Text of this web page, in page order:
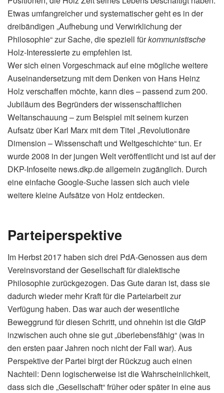
Etwas umfangreicher und systematischer geht es in der
dreibändigen „Aufhebung und Verwirklichung der
Philosophie“ zur Sache, die speziell fürkommunistische
Holz-Interessierte zu empfehlen ist.
Wer sich einen Vorgeschmack auf eine mögliche weitere
Auseinandersetzung mit dem Denken von Hans Heinz
Holz verschaffen möchte, kann dies – passend zum 200.
Jubiläum des Begründers der wissenschaftlichen
Weltanschauung – zum Beispiel mit seinem kurzen
Aufsatz über Karl Marx mit dem Titel „Revolutionäre
Dimension – Wissenschaft und Weltgeschichte“ tun. Er
wurde 2008 in der jungen Welt veröffentlicht und ist auf der
DKP-Infoseite news​.dkp​.de allgemein zugänglich. Durch
eine einfache Google-Suche lassen sich auch viele
weitere kleine Aufsätze von Holz entdecken.
Parteiperspektive
Im Herbst 2017 haben sich drei PdA-Genossen aus dem
Vereinsvorstand der Gesellschaft für dialektische
Philosophie zurückgezogen. Das Gute daran ist, dass sie
dadurch wieder mehr Kraft für die Parteiarbeit zur
Verfügung haben. Das war auch der wesentliche
Beweggrund für diesen Schritt, und ohnehin ist die GfdP
inzwischen auch ohne sie gut „überlebensfähig“ (was in
den ersten paar Jahren noch nicht der Fall war). Aus
Perspektive der Partei birgt der Rückzug auch einen
Nachteil: Denn logischerweise ist die Wahrscheinlichkeit,
dass sich die „Gesellschaft“ früher oder später in eine aus